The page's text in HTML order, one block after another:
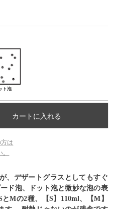
ト泡
カートに入れる
は
、デザートグラスとしてもすぐ
ド泡、ドット泡と微妙な泡の表
とMの2種、【S】110ml、【M】